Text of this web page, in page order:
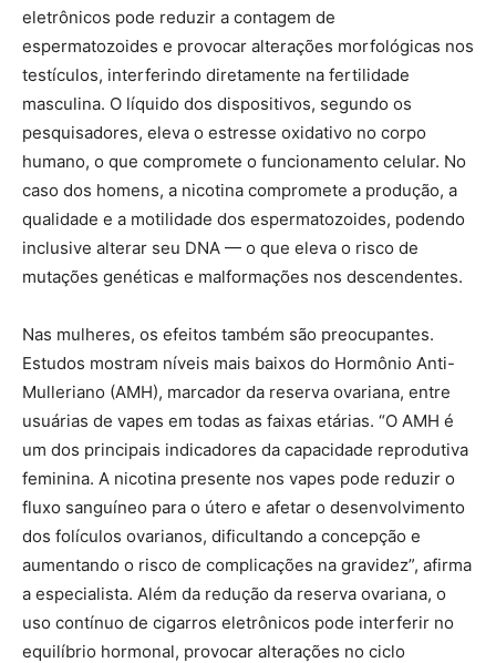
eletrônicos pode reduzir a contagem de
espermatozoides e provocar alterações morfológicas nos
testículos, interferindo diretamente na fertilidade
masculina. O líquido dos dispositivos, segundo os
pesquisadores, eleva o estresse oxidativo no corpo
humano, o que compromete o funcionamento celular. No
caso dos homens, a nicotina compromete a produção, a
qualidade e a motilidade dos espermatozoides, podendo
inclusive alterar seu DNA — o que eleva o risco de
mutações genéticas e malformações nos descendentes.
Nas mulheres, os efeitos também são preocupantes.
Estudos mostram níveis mais baixos do Hormônio Anti-
Mulleriano (AMH), marcador da reserva ovariana, entre
usuárias de vapes em todas as faixas etárias. “O AMH é
um dos principais indicadores da capacidade reprodutiva
feminina. A nicotina presente nos vapes pode reduzir o
fluxo sanguíneo para o útero e afetar o desenvolvimento
dos folículos ovarianos, dificultando a concepção e
aumentando o risco de complicações na gravidez”, afirma
a especialista. Além da redução da reserva ovariana, o
uso contínuo de cigarros eletrônicos pode interferir no
equilíbrio hormonal, provocar alterações no ciclo